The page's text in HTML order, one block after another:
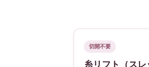
切開不要
糸リフト（スレ